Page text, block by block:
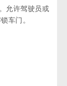
允许驾驶员或
车门。